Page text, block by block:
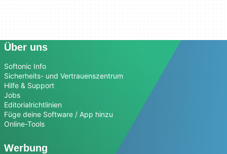
Über uns
Softonic Info
Sicherheits- und Vertrauenszentrum
Hilfe & Support
Jobs
Editorialrichtlinien
Füge deine Software / App hinzu
Online-Tools
Werbung